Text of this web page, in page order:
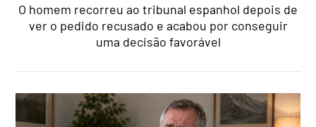
O homem recorreu ao tribunal espanhol depois de
ver o pedido recusado e acabou por conseguir
uma decisão favorável